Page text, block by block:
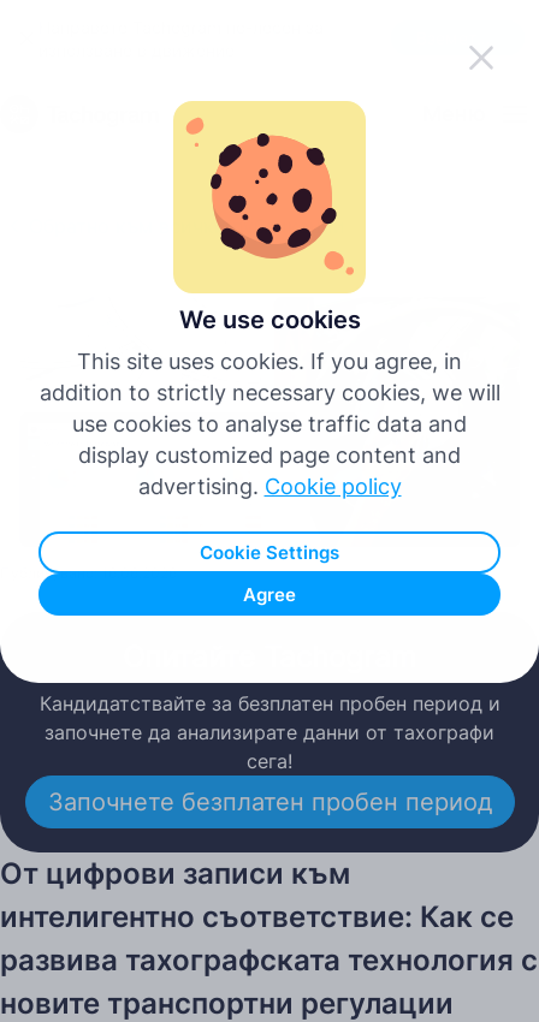
We use cookies
This site uses cookies. If you agree, in
addition to strictly necessary cookies, we will
use cookies to analyse traffic data and
display customized page content and
advertising. Cookie policy
Cookie Settings
Agree
Français
Italiano
Обратно към всички публикации
Публикувано: 16.06.2026
Кандидатствайте за безплатен пробен период и
започнете да анализирате данни от тахографи
сега!
Започнете безплатен пробен период
От цифрови записи към
интелигентно съответствие: Как се
развива тахографската технология с
новите транспортни регулации